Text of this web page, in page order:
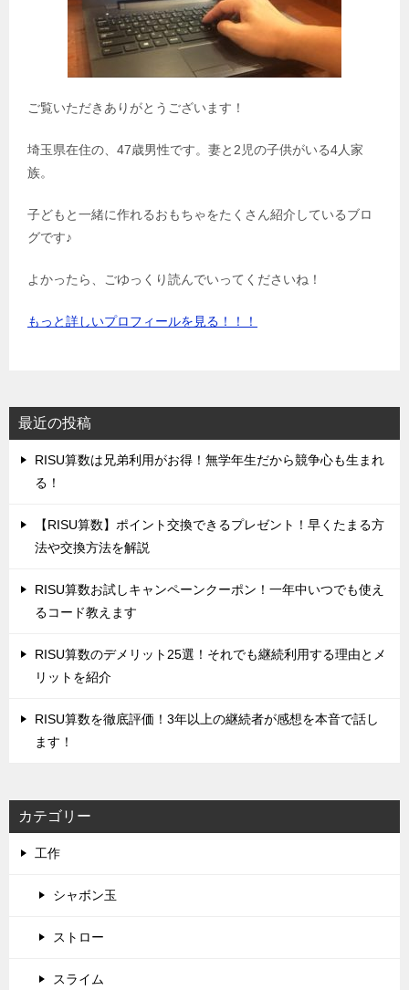
ご覧いただきありがとうございます！
埼玉県在住の、47歳男性です。妻と2児の子供がいる4人家
族。
子どもと一緒に作れるおもちゃをたくさん紹介しているブロ
グです♪
よかったら、ごゆっくり読んでいってくださいね！
もっと詳しいプロフィールを見る！！！
最近の投稿
‌RISU算数は兄弟利用がお得！無学年生だから競争心も生まれ
る！
‌【RISU算数】ポイント交換できるプレゼント！早くたまる方
法や交換方法を解説
‌RISU算数お試しキャンペーンクーポン！一年中いつでも使え
るコード教えます
‌RISU算数のデメリット25選！それでも継続利用する理由とメ
リットを紹介
RISU算数を徹底評価！‌3年以上の継続者が感想を本音で話し
ます！
カテゴリー
工作
シャボン玉
ストロー
スライム